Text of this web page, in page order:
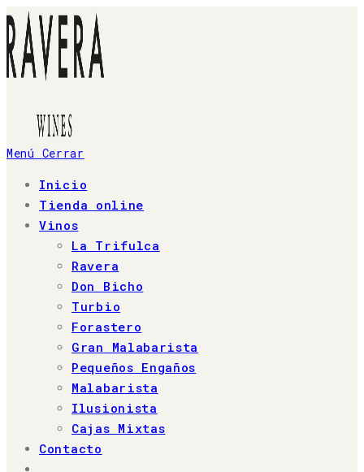
Ir
al
contenido
Menú Cerrar
Inicio
Tienda online
Vinos
La Trifulca
Ravera
Don Bicho
Turbio
Forastero
Gran Malabarista
Pequeños Engaños
Malabarista
Ilusionista
Cajas Mixtas
Contacto